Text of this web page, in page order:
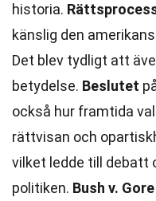
historia.
känslig den
Det blev tydligt att
betydelse. Beslutet
också hur framtida
rättvisan och
vilket ledde till
politiken. Bush v. Gore